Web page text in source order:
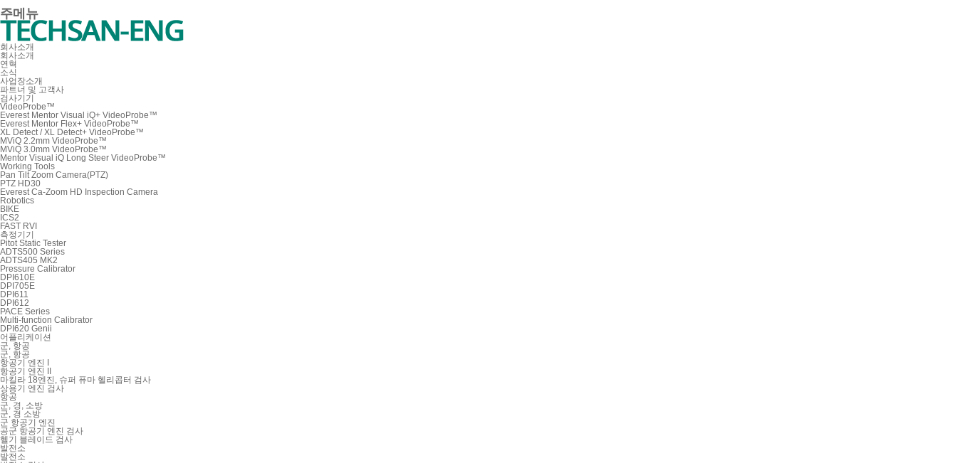
주메뉴
회사소개
회사소개
연혁
소식
사업장소개
파트너 및 고객사
검사기기
VideoProbe™
Everest Mentor Visual iQ+ VideoProbe™
Everest Mentor Flex+ VideoProbe™
XL Detect / XL Detect+ VideoProbe™
MViQ 2.2mm VideoProbe™
MViQ 3.0mm VideoProbe™
Mentor Visual iQ Long Steer VideoProbe™
Working Tools
Pan Tilt Zoom Camera(PTZ)
PTZ HD30
Everest Ca-Zoom HD Inspection Camera
Robotics
BIKE
ICS2
FAST RVI
측정기기
Pitot Static Tester
ADTS500 Series
ADTS405 MK2
Pressure Calibrator
DPI610E
DPI705E
DPI611
DPI612
PACE Series
Multi-function Calibrator
DPI620 Genii
어플리케이션
군, 항공
군, 항공
항공기 엔진 I
항공기 엔진 II
마킬라 18엔진, 슈퍼 퓨마 헬리콥터 검사
상용기 엔진 검사
항공
군, 경, 소방
군, 경 소방
군 항공기 엔진
공군 항공기 엔진 검사
헬기 블레이드 검사
발전소
발전소